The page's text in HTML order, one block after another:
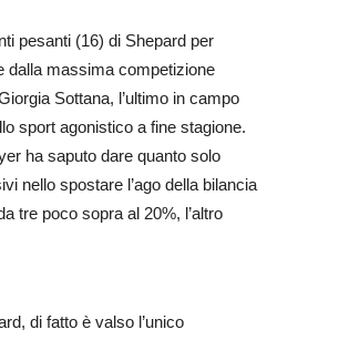
pesanti (16) di Shepard per
dalla massima competizione
Sottana, l’ultimo in campo
sport agonistico a fine stagione.
ha saputo dare quanto solo
nello spostare l’ago della bilancia
tre poco sopra al 20%, l’altro
di fatto è valso l’unico